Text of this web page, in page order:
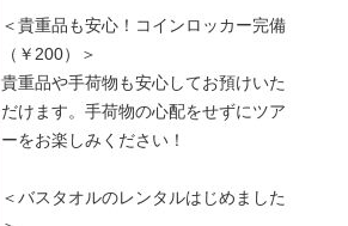
＜貴重品も安心！コインロッカー完備
（￥200）＞
貴重品や手荷物も安心してお預けいた
だけます。手荷物の心配をせずにツア
ーをお楽しみください！
＜バスタオルのレンタルはじめました